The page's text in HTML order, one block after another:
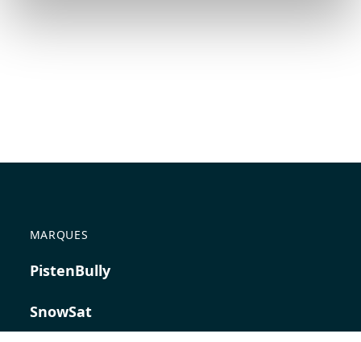
MARQUES
PistenBully
SnowSat